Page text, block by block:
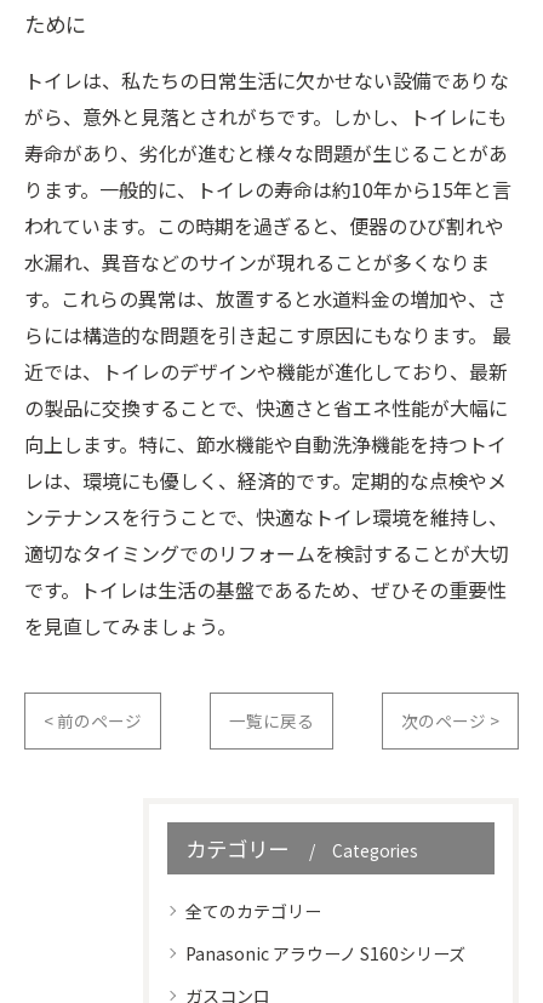
ために
トイレは、私たちの日常生活に欠かせない設備でありな
がら、意外と見落とされがちです。しかし、トイレにも
寿命があり、劣化が進むと様々な問題が生じることがあ
ります。一般的に、トイレの寿命は約10年から15年と言
われています。この時期を過ぎると、便器のひび割れや
水漏れ、異音などのサインが現れることが多くなりま
す。これらの異常は、放置すると水道料金の増加や、さ
らには構造的な問題を引き起こす原因にもなります。 最
近では、トイレのデザインや機能が進化しており、最新
の製品に交換することで、快適さと省エネ性能が大幅に
向上します。特に、節水機能や自動洗浄機能を持つトイ
レは、環境にも優しく、経済的です。定期的な点検やメ
ンテナンスを行うことで、快適なトイレ環境を維持し、
適切なタイミングでのリフォームを検討することが大切
です。トイレは生活の基盤であるため、ぜひその重要性
を見直してみましょう。
< 前のページ 一覧に戻る 次のページ >
カテゴリー Categories
全てのカテゴリー
Panasonic アラウーノ S160シリーズ
ガスコンロ